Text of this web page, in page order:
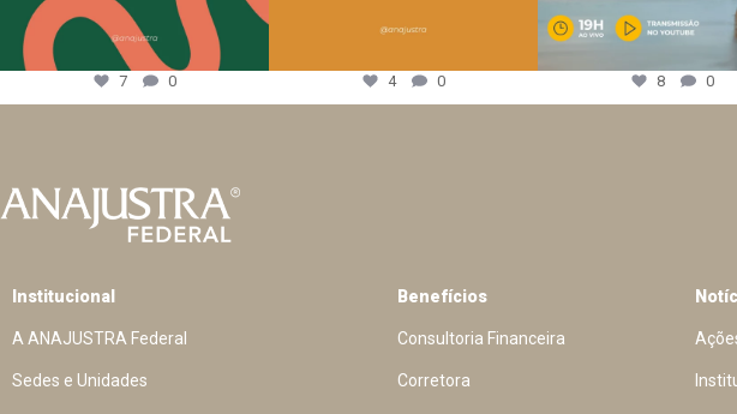
7 0 4 0 8 0
Institucional
A ANAJUSTRA Federal
Sedes e Unidades
Benefícios
Consultoria Financeira
Corretora